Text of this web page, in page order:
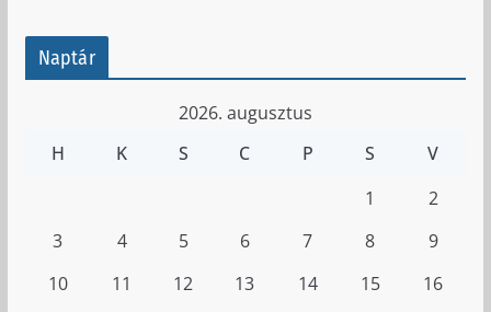
Naptár
2026. augusztus
H
K S C P S V
1
2
3
4 5 6 7 8
9
10
11 12 13 14 15
16